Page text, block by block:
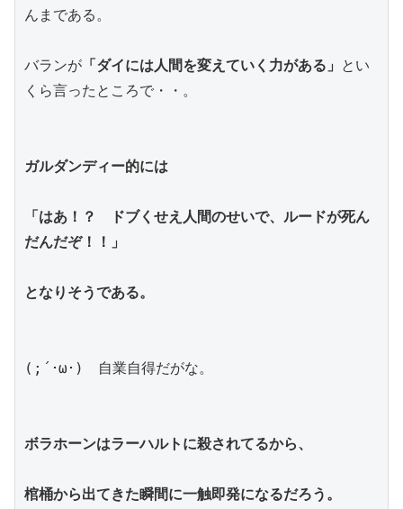
んまである。
バランが 「ダイには人間を変えていく力がある」 とい
くら言ったところで・・。
ガルダンディー的には
「はあ！？　ドブくせえ人間のせいで、ルードが死ん
だんだぞ！！」
となりそうである。
(;´･ω･)　自業自得だがな。
ボラホーンはラーハルトに殺されてるから、
棺桶から出てきた瞬間に一触即発になるだろう。